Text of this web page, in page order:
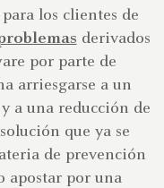
los clientes de
derivados
por parte de
arriesgarse a un
a una reducción de
que ya se
de prevención
apostar por una